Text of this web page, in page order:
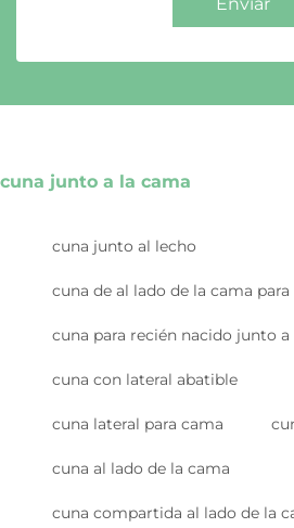
cuna junto a la cama
cuna junto al lecho
cuna de al lado de la cama
cuna para recién nacido junto a
cuna con lateral abatible
cuna lateral para cama
cuna al lado de la cama
cuna compartida al lado de la